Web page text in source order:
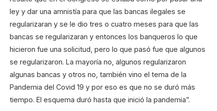
ley y dar una amnistía para que las bancas ilegales se
regularizaran y se le dio tres o cuatro meses para que las
bancas se regularizaran y entonces los banqueros lo que
hicieron fue una solicitud, pero lo que pasó fue que algunos
se regularizaron. La mayoría no, algunos regularizaron
algunas bancas y otros no, también vino el tema de la
Pandemia del Covid 19 y por eso es que no se duró más
tiempo. El esquema duró hasta que inició la pandemia”.